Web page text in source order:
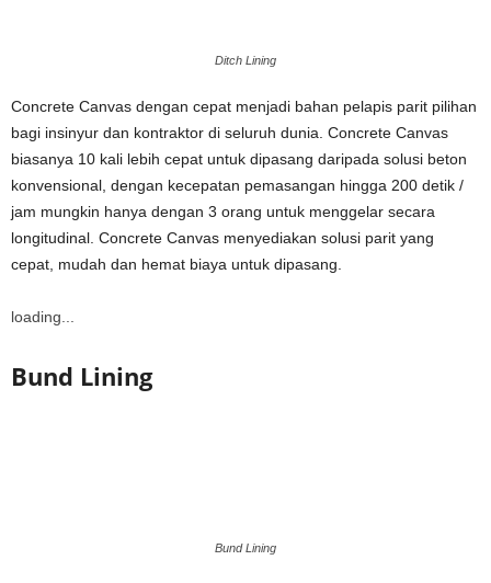
Ditch Lining
Concrete Canvas dengan cepat menjadi bahan pelapis parit pilihan
bagi insinyur dan kontraktor di seluruh dunia. Concrete Canvas
biasanya 10 kali lebih cepat untuk dipasang daripada solusi beton
konvensional, dengan kecepatan pemasangan hingga 200 detik /
jam mungkin hanya dengan 3 orang untuk menggelar secara
longitudinal. Concrete Canvas menyediakan solusi parit yang
cepat, mudah dan hemat biaya untuk dipasang.
loading...
Bund Lining
Bund Lining